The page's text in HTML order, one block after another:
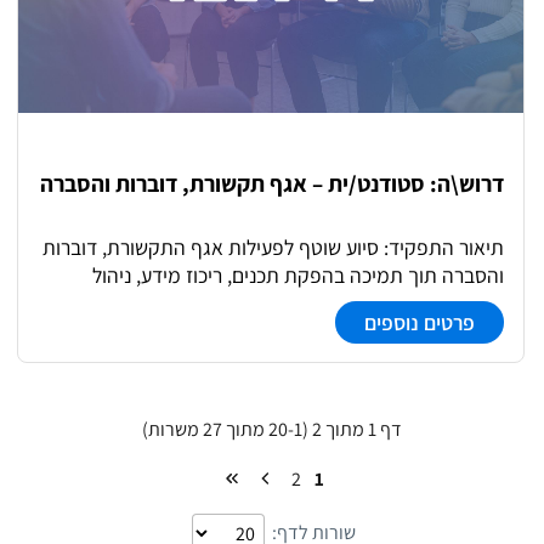
דרוש\ה: סטודנט/ית – אגף תקשורת, דוברות והסברה
תיאור התפקיד: סיוע שוטף לפעילות אגף התקשורת, דוברות
והסברה תוך תמיכה בהפקת תכנים, ריכוז מידע, ניהול
אדמיניסטרטיבי ופרויקטים תקשורתיים, כחלק מצוות אגף
מקצועי וארצי. תחומי אחריות עיקריים: • סיוע בהפקת
חומרים תקשורתיים: טקסטים, מצגות, תכני דיגיטל והסברה •
בניהול פרויקטים, קמפיינים ואירועים • עבודה שוטפת מול
ספקים חיצוניים (גרפיקה, סושיאל, מדיה) • סיוע בניהול
ותפעול נכסים דיגיטליים (אתר, מערכות תוכן, ארכיון חומרים)
פרטים נוספים
דף 1 מתוך 2 (20-1 מתוך 27 משרות)
1
2
שורות לדף: